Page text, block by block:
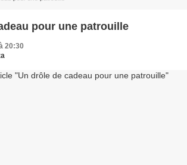
pour une patrouille
20:30